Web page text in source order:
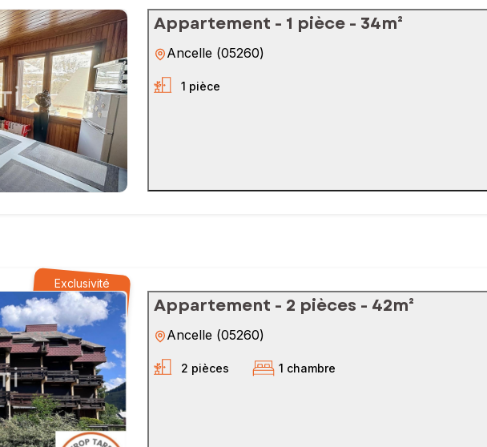
Appartement - 1 pièce - 34m²
Ancelle (05260)
1 pièce
Exclusivité
Appartement - 2 pièces - 42m²
Ancelle (05260)
2 pièces 1 chambre